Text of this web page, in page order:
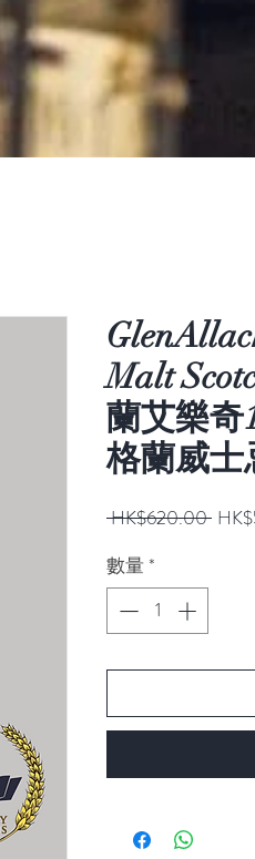
Malt
蘭艾樂奇
格蘭威士
HK$620.00 一
數量*